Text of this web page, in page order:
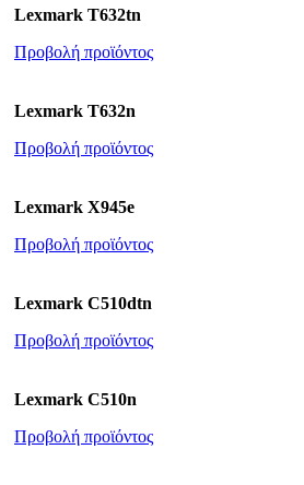
Lexmark T632tn
Προβολή προϊόντος
Lexmark T632n
Προβολή προϊόντος
Lexmark X945e
Προβολή προϊόντος
Lexmark C510dtn
Προβολή προϊόντος
Lexmark C510n
Προβολή προϊόντος